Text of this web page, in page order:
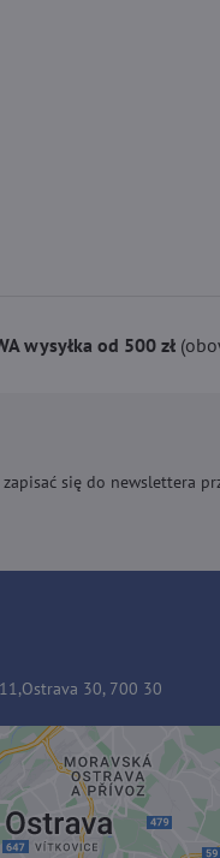
wysyłka od 500 zł
zapisać się do newslettera
30, 700 30
zewnętrzna jest
przez opcje